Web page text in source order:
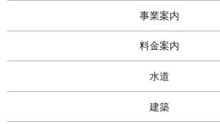
事業案内
料金案内
水道
建築